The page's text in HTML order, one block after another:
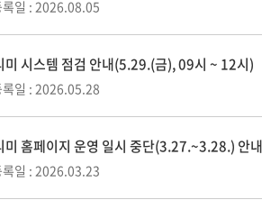
록일 : 2026.08.05
미 시스템 점검 안내(5.29.(금), 09시 ~ 12시)
록일 : 2026.05.28
미 홈페이지 운영 일시 중단(3.27.~3.28.) 안내
록일 : 2026.03.23